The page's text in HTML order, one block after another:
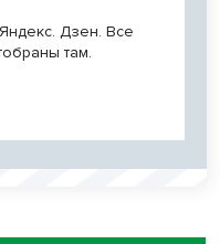
Дзен. Все
там.